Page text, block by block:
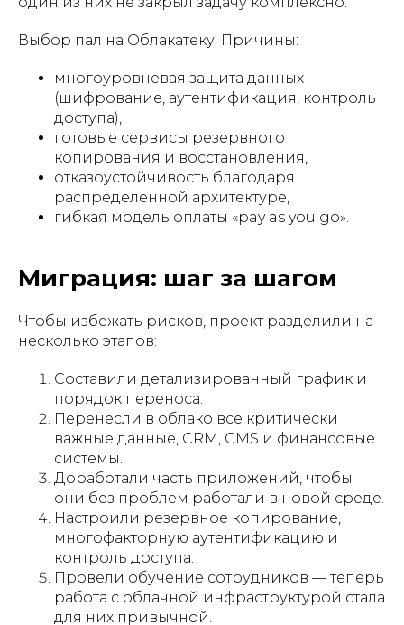
Выбор пал на Облакатеку. Причины:
многоуровневая защита данных
(шифрование, аутентификация, контроль
доступа),
готовые сервисы резервного
копирования и восстановления,
отказоустойчивость благодаря
распределенной архитектуре,
гибкая модель оплаты «pay as you go».
Миграция: шаг за шагом
Чтобы избежать рисков, проект разделили на
несколько этапов:
Составили детализированный график и
порядок переноса.
Перенесли в облако все критически
важные данные, CRM, CMS и финансовые
системы.
Доработали часть приложений, чтобы
они без проблем работали в новой среде.
Настроили резервное копирование,
многофакторную аутентификацию и
контроль доступа.
Провели обучение сотрудников — теперь
работа с облачной инфраструктурой стала
для них привычной.